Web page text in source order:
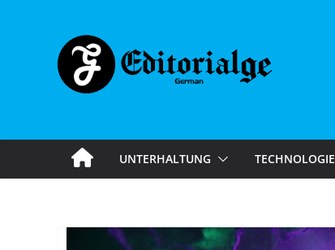
UNTERHALTUNG TECHNOLOGIE